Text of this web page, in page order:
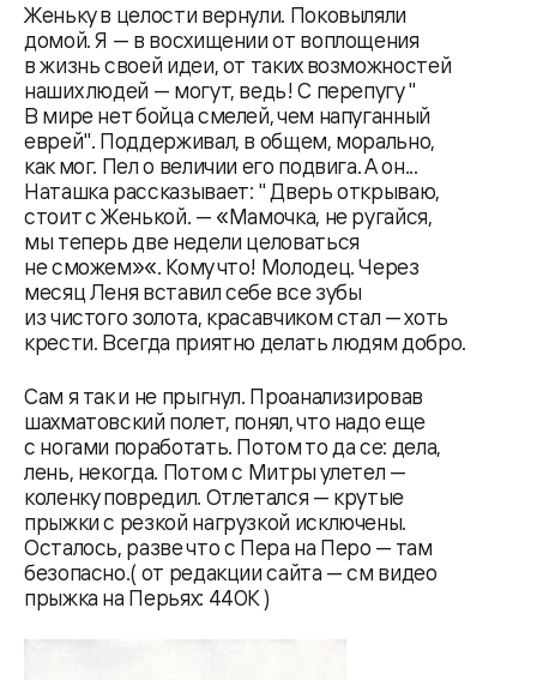
Женьку в целости вернули. Поковыляли
домой. Я — в восхищении от воплощения
в жизнь своей идеи, от таких возможностей
наших людей — могут, ведь! С перепугу "
В мире нет бойца смелей, чем напуганный
еврей". Поддерживал, в общем, морально,
как мог. Пел о величии его подвига. А он...
Наташка рассказывает: " Дверь открываю,
стоит с Женькой. — «Мамочка, не ругайся,
мы теперь две недели целоваться
не сможем»«. Кому что! Молодец. Через
месяц Леня вставил себе все зубы
из чистого золота, красавчиком стал — хоть
крести. Всегда приятно делать людям добро.
Сам я так и не прыгнул. Проанализировав
шахматовский полет, понял, что надо еще
с ногами поработать. Потом то да се: дела,
лень, некогда. Потом с Митры улетел —
коленку повредил. Отлетался — крутые
прыжки с резкой нагрузкой исключены.
Осталось, разве что с Пера на Перо — там
безопасно.( от редакции сайта — см видео
прыжка на Перьях: 440К )